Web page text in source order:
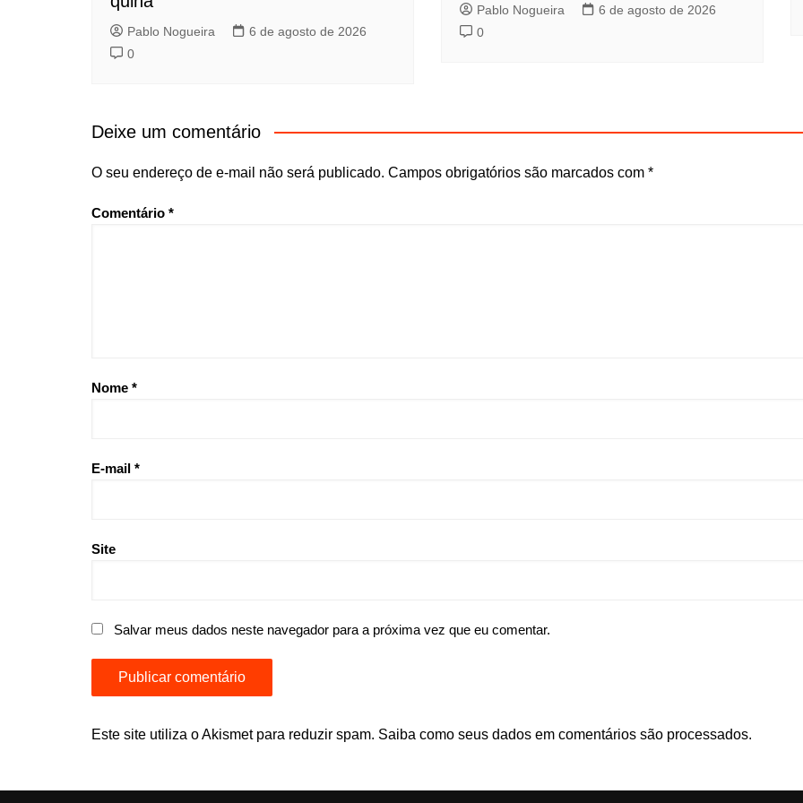
Pablo Nogueira
6 de agosto de 2026
0
Pablo Nogueira
6 de agosto de 2026
0
Deixe um comentário
O seu endereço de e-mail não será publicado. Campos obrigatórios são marcados com *
Comentário *
Nome *
E-mail *
Site
Salvar meus dados neste navegador para a próxima vez que eu comentar.
Este site utiliza o Akismet para reduzir spam. Saiba como seus dados em comentários são processados.